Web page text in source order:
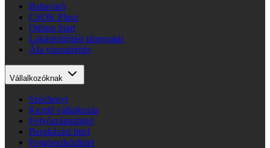
Babaváró
CSOK Plusz
Otthon Start
Lakásfelújítási támogatás
Áfa visszatérítés
Vállalkozóknak
Széchenyi
Kezdő vállalkozás
Folyószámlahitel
Beruházási hitel
Forgóeszközhitel